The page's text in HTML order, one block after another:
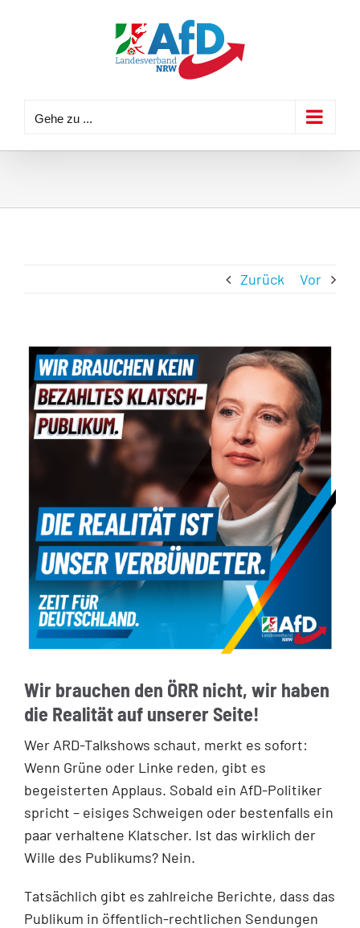
Gehe zu ...
Zurück Vor
Wir brauchen den ÖRR nicht, wir haben
die Realität auf unserer Seite!
Wer ARD-Talkshows schaut, merkt es sofort:
Wenn Grüne oder Linke reden, gibt es
begeisterten Applaus. Sobald ein AfD-Politiker
spricht – eisiges Schweigen oder bestenfalls ein
paar verhaltene Klatscher. Ist das wirklich der
Wille des Publikums? Nein.
Tatsächlich gibt es zahlreiche Berichte, dass das
Publikum in öffentlich-rechtlichen Sendungen